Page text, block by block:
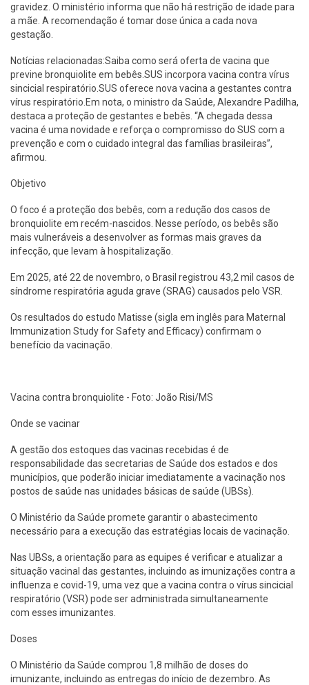
gravidez. O ministério informa que não há restrição de idade para
a mãe. A recomendação é tomar dose única a cada nova
gestação.
Notícias relacionadas:Saiba como será oferta de vacina que
previne bronquiolite em bebês.SUS incorpora vacina contra vírus
sincicial respiratório.SUS oferece nova vacina a gestantes contra
vírus respiratório.Em nota, o ministro da Saúde, Alexandre Padilha,
destaca a proteção de gestantes e bebês. “A chegada dessa
vacina é uma novidade e reforça o compromisso do SUS com a
prevenção e com o cuidado integral das famílias brasileiras”,
afirmou.
Objetivo
O foco é a proteção dos bebês, com a redução dos casos de
bronquiolite em recém-nascidos. Nesse período, os bebês são
mais vulneráveis a desenvolver as formas mais graves da
infecção, que levam à hospitalização.
Em 2025, até 22 de novembro, o Brasil registrou 43,2 mil casos de
síndrome respiratória aguda grave (SRAG) causados pelo VSR.
Os resultados do estudo Matisse (sigla em inglês para Maternal
Immunization Study for Safety and Efficacy) confirmam o
benefício da vacinação.
Vacina contra bronquiolite - Foto: João Risi/MS
Onde se vacinar
A gestão dos estoques das vacinas recebidas é de
responsabilidade das secretarias de Saúde dos estados e dos
municípios, que poderão iniciar imediatamente a vacinação nos
postos de saúde nas unidades básicas de saúde (UBSs).
O Ministério da Saúde promete garantir o abastecimento
necessário para a execução das estratégias locais de vacinação.
Nas UBSs, a orientação para as equipes é verificar e atualizar a
situação vacinal das gestantes, incluindo as imunizações contra a
influenza e covid-19, uma vez que a vacina contra o vírus sincicial
respiratório (VSR) pode ser administrada simultaneamente
com esses imunizantes.
Doses
O Ministério da Saúde comprou 1,8 milhão de doses do
imunizante, incluindo as entregas do início de dezembro. As